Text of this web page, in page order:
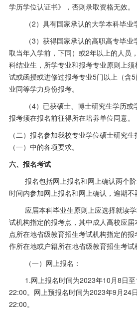
学历学位认证书》，否则录取资格无效。
（2）具有国家承认的大学本科毕业
（3）获得国家承认的高职高专毕业
取当年入学前，下同）或2年以上的人员
科结业生，所学专业和报考专业原则上
试或函授或进修过报考专业5门以上（含5
业同等学力身份报考。
（4）已获硕士、博士研究生学历或
报考须在报名前征得所在培养单位同意。
（二）报名参加我校专业学位硕士研究
（一）中的各项要求。
六、报名考试
报名包括网上报名和网上确认两个
时间内参加网上报名和网上确认，逾期不
应届本科毕业生原则上应选择就读
试机构指定的报考点，其中成人高校应
点所在地省级教育招生考试机构指定的
作所在地或户籍所在地省级教育招生考试
（一）网上报名：
1.网上报名时间为2023年10 月8日至
22:00。网上预报名时间为2023年9 月24
22:00。